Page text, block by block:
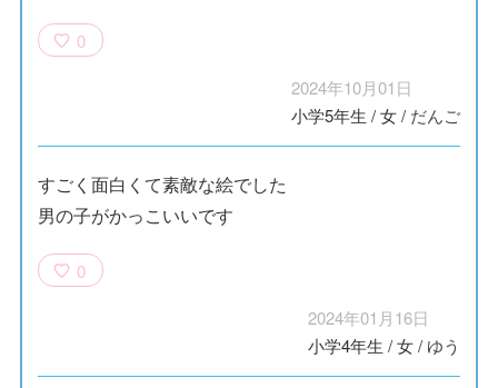
0
2024年10月01日
小学5年生 /女/ だんご
すごく面白くて素敵な絵でした
男の子がかっこいいです
0
2024年01月16日
小学4年生 /女/ ゆう